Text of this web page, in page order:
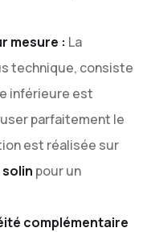
mesure : La
technique, consiste
inférieure est
parfaitement le
est réalisée sur
pour un
complémentaire